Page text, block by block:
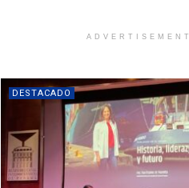
ADVERTISEMENT
DESTACADO